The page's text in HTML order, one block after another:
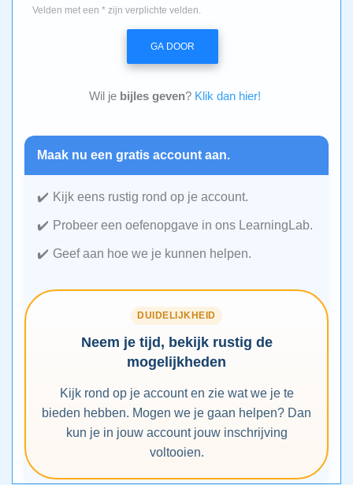
Velden met een * zijn verplichte velden.
GA DOOR
Wil je bijles geven? Klik dan hier!
Maak nu een gratis account aan.
Kijk eens rustig rond op je account.
Probeer een oefenopgave in ons LearningLab.
Geef aan hoe we je kunnen helpen.
DUIDELIJKHEID
Neem je tijd, bekijk rustig de
mogelijkheden
Kijk rond op je account en zie wat we je te
bieden hebben. Mogen we je gaan helpen? Dan
kun je in jouw account jouw inschrijving
voltooien.